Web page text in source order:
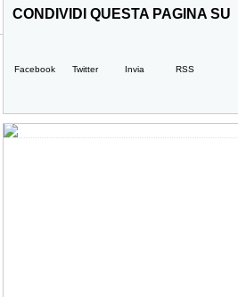
CONDIVIDI QUESTA PAGINA SU
Facebook Twitter Invia RSS